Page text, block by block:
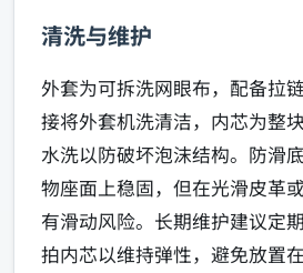
清洗与维护
外套为可拆洗网眼布，配备拉
接将外套机洗清洁，内芯为整
水洗以防破坏泡沫结构。防滑
物座面上稳固，但在光滑皮革
有滑动风险。长期维护建议定
拍内芯以维持弹性，避免放置